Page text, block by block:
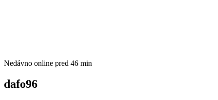
Nedávno online pred 46 min
dafo96